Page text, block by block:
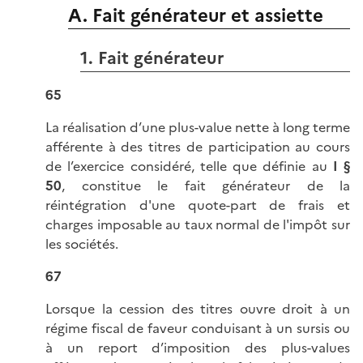
A. Fait générateur et assiette
1. Fait générateur
65
La réalisation d’une plus-value nette à long terme
afférente à des titres de participation au cours
de l’exercice considéré, telle que définie au I §
50, constitue le fait générateur de la
réintégration d'une quote-part de frais et
charges imposable au taux normal de l'impôt sur
les sociétés.
67
Lorsque la cession des titres ouvre droit à un
régime fiscal de faveur conduisant à un sursis ou
à un report d’imposition des plus-values